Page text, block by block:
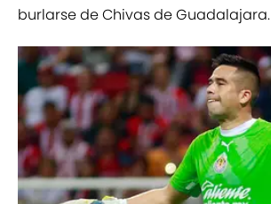
burlarse de Chivas de Guadalajara.